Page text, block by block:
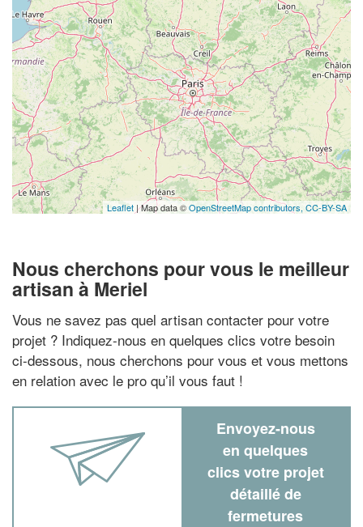
Leaflet | Map data ©OpenStreetMap contributors, CC-BY-SA
Nous cherchons pour vous le meilleur
artisan à Meriel
Vous ne savez pas quel artisan contacter pour votre
projet ? Indiquez-nous en quelques clics votre besoin
ci-dessous, nous cherchons pour vous et vous mettons
en relation avec le pro qu’il vous faut !
Envoyez-nous
en quelques
clics votre projet
détaillé de
fermetures